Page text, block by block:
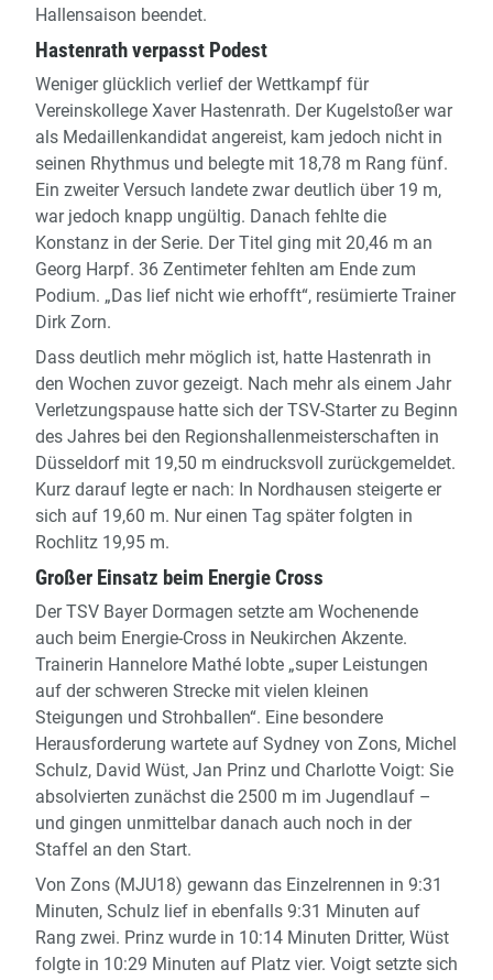
Hallensaison beendet.
Hastenrath verpasst Podest
Weniger glücklich verlief der Wettkampf für
Vereinskollege Xaver Hastenrath. Der Kugelstoßer war
als Medaillenkandidat angereist, kam jedoch nicht in
seinen Rhythmus und belegte mit 18,78 m Rang fünf.
Ein zweiter Versuch landete zwar deutlich über 19 m,
war jedoch knapp ungültig. Danach fehlte die
Konstanz in der Serie. Der Titel ging mit 20,46 m an
Georg Harpf. 36 Zentimeter fehlten am Ende zum
Podium. „Das lief nicht wie erhofft“, resümierte Trainer
Dirk Zorn.
Dass deutlich mehr möglich ist, hatte Hastenrath in
den Wochen zuvor gezeigt. Nach mehr als einem Jahr
Verletzungspause hatte sich der TSV-Starter zu Beginn
des Jahres bei den Regionshallenmeisterschaften in
Düsseldorf mit 19,50 m eindrucksvoll zurückgemeldet.
Kurz darauf legte er nach: In Nordhausen steigerte er
sich auf 19,60 m. Nur einen Tag später folgten in
Rochlitz 19,95 m.
Großer Einsatz beim Energie Cross
Der TSV Bayer Dormagen setzte am Wochenende
auch beim Energie-Cross in Neukirchen Akzente.
Trainerin Hannelore Mathé lobte „super Leistungen
auf der schweren Strecke mit vielen kleinen
Steigungen und Strohballen“. Eine besondere
Herausforderung wartete auf Sydney von Zons, Michel
Schulz, David Wüst, Jan Prinz und Charlotte Voigt: Sie
absolvierten zunächst die 2500 m im Jugendlauf –
und gingen unmittelbar danach auch noch in der
Staffel an den Start.
Von Zons (MJU18) gewann das Einzelrennen in 9:31
Minuten, Schulz lief in ebenfalls 9:31 Minuten auf
Rang zwei. Prinz wurde in 10:14 Minuten Dritter, Wüst
folgte in 10:29 Minuten auf Platz vier. Voigt setzte sich